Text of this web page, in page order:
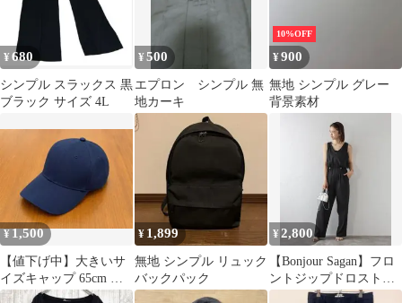
¥ 680
シンプル スラックス 黒
ブラック サイズ 4L
¥500
エプロン シンプル 無
地カーキ
10%OFF
¥900
無地 シンプル グレー
背景素材
¥1,500
【値下げ中】大きいサ
イズキャップ 65cm 無
地 シンプル ブラック
¥ 1,899
無地 シンプル リュック
バックパック
¥ 2,800
【Bonjour Sagan】フロ
ントジップドロストオ
ールインワン